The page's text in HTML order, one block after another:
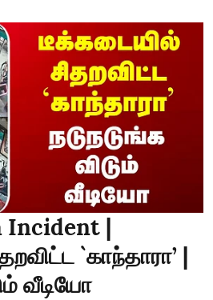
Incident |
`காந்தாரா’ |
வீடியோ